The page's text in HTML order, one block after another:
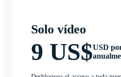
Solo vídeo
9 US$USD